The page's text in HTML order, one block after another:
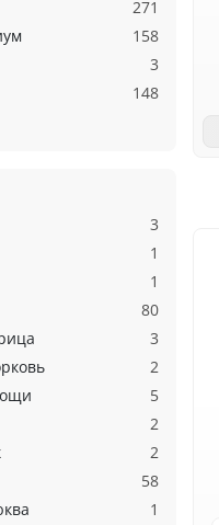
271
158
3
148
3
1
1
80
3
2
5
2
2
58
1